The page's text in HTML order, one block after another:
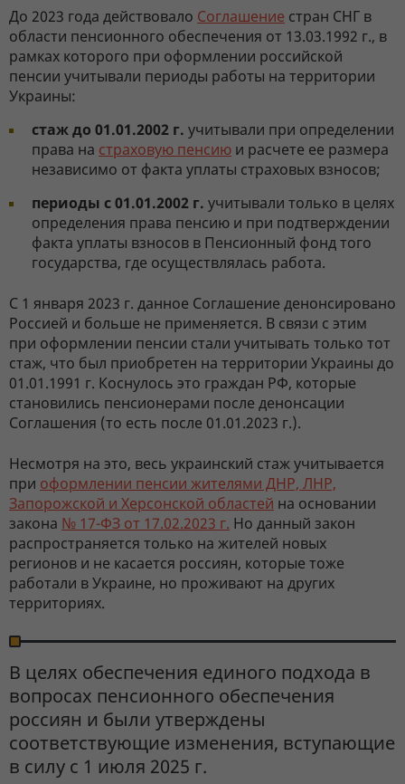
До 2023 года действовало Соглашение стран СНГ в
области пенсионного обеспечения от 13.03.1992 г., в
рамках которого при оформлении российской
пенсии учитывали периоды работы на территории
Украины:
стаж до 01.01.2002 г. учитывали при определении
права на страховую пенсию и расчете ее размера
независимо от факта уплаты страховых взносов;
периоды с 01.01.2002 г. учитывали только в целях
определения права пенсию и при подтверждении
факта уплаты взносов в Пенсионный фонд того
государства, где осуществлялась работа.
С 1 января 2023 г. данное Соглашение денонсировано
Россией и больше не применяется. В связи с этим
при оформлении пенсии стали учитывать только тот
стаж, что был приобретен на территории Украины до
01.01.1991 г. Коснулось это граждан РФ, которые
становились пенсионерами после денонсации
Соглашения (то есть после 01.01.2023 г.).
Несмотря на это, весь украинский стаж учитывается
при оформлении пенсии жителями ДНР, ЛНР,
Запорожской и Херсонской областей на основании
закона № 17-ФЗ от 17.02.2023 г. Но данный закон
распространяется только на жителей новых
регионов и не касается россиян, которые тоже
работали в Украине, но проживают на других
территориях.
В целях обеспечения единого подхода в
вопросах пенсионного обеспечения
россиян и были утверждены
соответствующие изменения, вступающие
в силу с 1 июля 2025 г.